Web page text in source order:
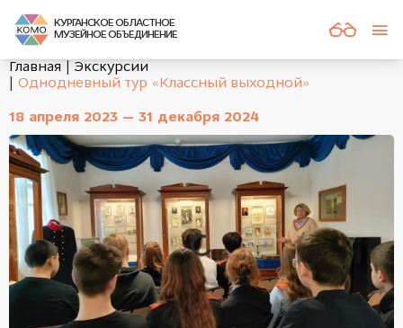
КУРГАНСКОЕ ОБЛАСТНОЕ
МУЗЕЙНОЕ ОБЪЕДИНЕНИЕ
Главная
Экскурсии
Однодневный тур «Классный выходной»
18 апреля 2023 — 31 декабря 2024